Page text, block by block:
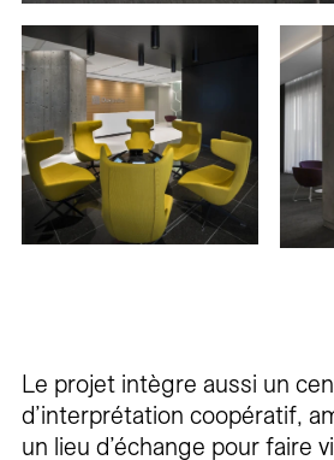
Le projet intègre aussi un
d’interprétation coopératif,
un lieu d’échange pour faire